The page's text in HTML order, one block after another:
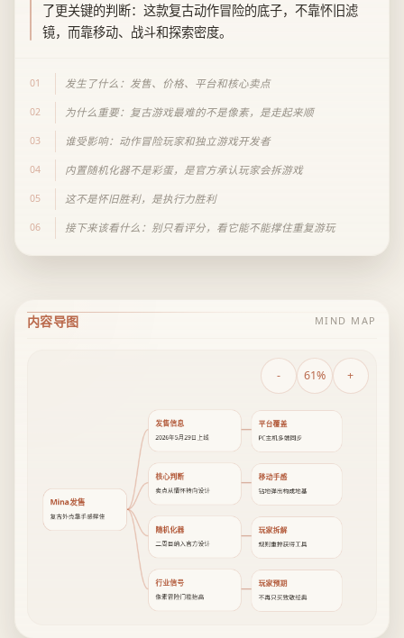
了更关键的判断：这款复古动作冒险的底子，不靠怀旧滤
镜，而靠移动、战斗和探索密度。
01 发生了什么：发售、价格、平台和核心卖点
02 为什么重要：复古游戏最难的不是像素，是走起来顺
03 谁受影响：动作冒险玩家和独立游戏开发者
04 内置随机化器不是彩蛋，是官方承认玩家会拆游戏
05 这不是怀旧胜利，是执行力胜利
06 接下来该看什么：别只看评分，看它能不能撑住重复游玩
内容导图 MIND MAP
- 61% +
Mina发售
复古外壳靠手感撑住
发售信息
2026年5月29日上线
平台覆盖
PC主机多端同步
核心判断
卖点从情怀转向设计
移动手感
钻地弹出构成地基
随机化器
二周目纳入官方设计
玩家拆解
规则重排获得工具
行业信号
像素冒险门槛抬高
玩家预期
不再只买致敬经典